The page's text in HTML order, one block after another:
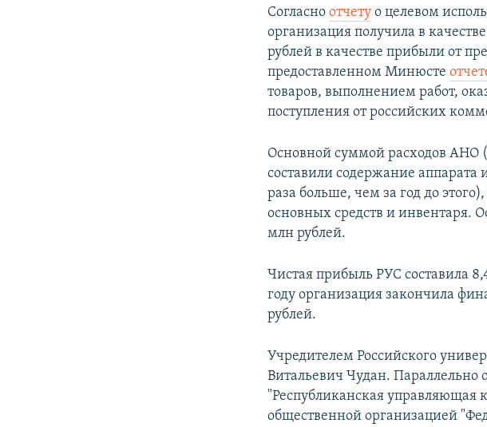
Согласноотчету о целевом
организация получила в
рублей в качестве прибыли от
предоставленном Минюсте
товаров, выполнением работ,
поступления от российских
Основной суммой расходов АНО
составили содержание аппарата
раза больше, чем за год до
основных средств и инвентаря.
млн рублей.
Чистая прибыль РУС составила
году организация закончила
рублей.
Учредителем Российского
Витальевич Чудан. Параллельно
"Республиканская управляющая
общественной организацией